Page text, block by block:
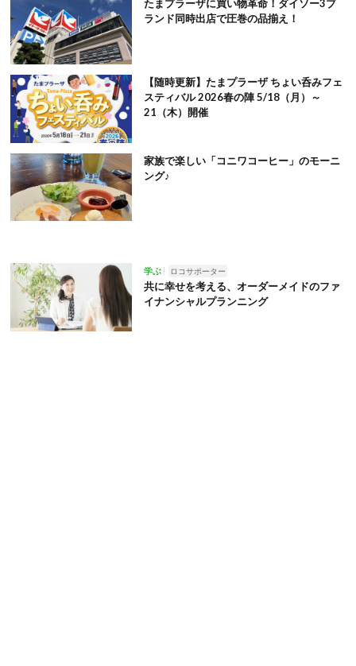
たまプラーザに買い物革命！ダイソー3ブ
ランド同時出店で圧巻の品揃え！
【随時更新】たまプラーザ ちょい呑みフェ
スティバル 2026春の陣 5/18（月）～
21（木）開催
家族で楽しい「コニワコーヒー」のモーニ
ング♪
学ぶ ロコサポーター
共に幸せを考える、オーダーメイドのファ
イナンシャルプランニング